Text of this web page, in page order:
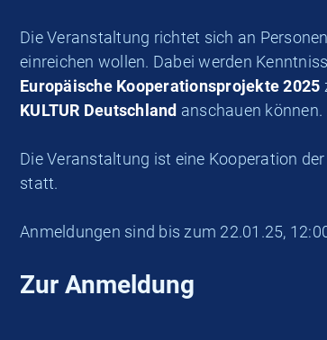
Die Veranstaltung richtet sich an
einreichen wollen. Dabei werden
Europäische Kooperationsprojekte 2025
KULTUR Deutschland anschauen können.
Die Veranstaltung ist eine Kooperation
statt.
Anmeldungen sind bis zum 22.01.25,
Zur Anmeldung